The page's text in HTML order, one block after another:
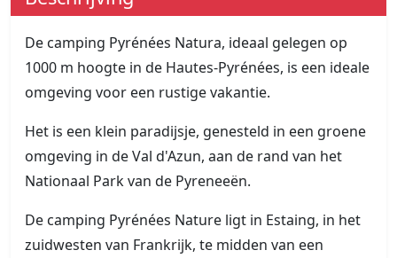
De camping Pyrénées Natura, ideaal gelegen op
1000 m hoogte in de Hautes-Pyrénées, is een ideale
omgeving voor een rustige vakantie.
Het is een klein paradijsje, genesteld in een groene
omgeving in de Val d'Azun, aan de rand van het
Nationaal Park van de Pyreneeën.
De camping Pyrénées Nature ligt in Estaing, in het
zuidwesten van Frankrijk, te midden van een